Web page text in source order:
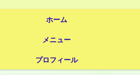
ホーム
メニュー
プロフィール